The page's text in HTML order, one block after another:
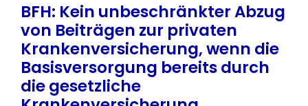
BFH: Kein unbeschränkter Abzug
von Beiträgen zur privaten
Krankenversicherung, wenn die
Basisversorgung bereits durch
die gesetzliche